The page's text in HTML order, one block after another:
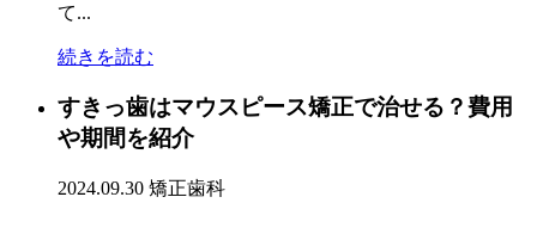
て...
続きを読む
すきっ歯はマウスピース矯正で治せる？費用
や期間を紹介
2024.09.30 矯正歯科